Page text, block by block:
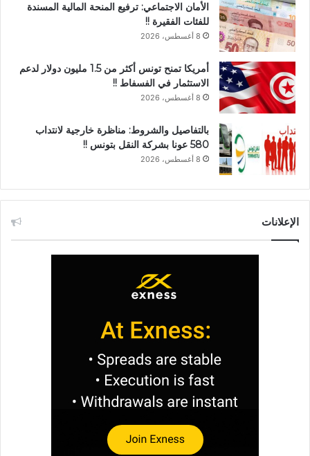
الأمان الاجتماعي: ترفيع المنحة المالية المسندة
للفئات الفقيرة !!
8 أغسطس، 2026
أمريكا تمنح تونس أكثر من 1.5 مليون دولار لدعم
الاستثمار في الفسفاط !!
8 أغسطس، 2026
بالتفاصيل والشروط: مناظرة خارجية لانتداب
580 عونا بشركة النقل بتونس !!
8 أغسطس، 2026
الإعلانات